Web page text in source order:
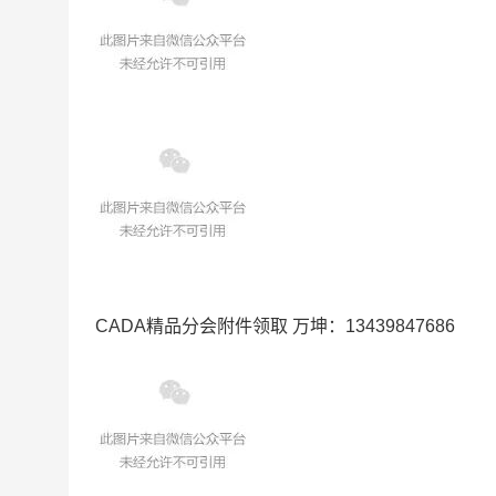
CADA精品分会附件领取 万坤：13439847686